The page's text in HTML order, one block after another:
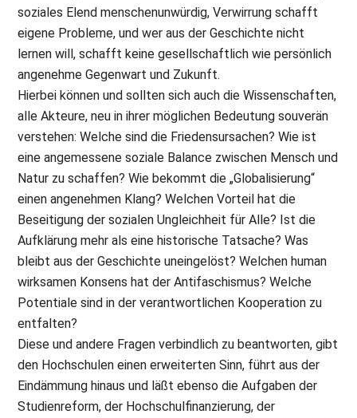
soziales Elend menschenunwürdig, Verwirrung schafft
eigene Probleme, und wer aus der Geschichte nicht
lernen will, schafft keine gesellschaftlich wie persönlich
angenehme Gegenwart und Zukunft.
Hierbei können und sollten sich auch die Wissenschaften,
alle Akteure, neu in ihrer möglichen Bedeutung souverän
verstehen: Welche sind die Friedensursachen? Wie ist
eine angemessene soziale Balance zwischen Mensch und
Natur zu schaffen? Wie bekommt die „Globalisierung“
einen angenehmen Klang? Welchen Vorteil hat die
Beseitigung der sozialen Ungleichheit für Alle? Ist die
Aufklärung mehr als eine historische Tatsache? Was
bleibt aus der Geschichte uneingelöst? Welchen human
wirksamen Konsens hat der Antifaschismus? Welche
Potentiale sind in der verantwortlichen Kooperation zu
entfalten?
Diese und andere Fragen verbindlich zu beantworten, gibt
den Hochschulen einen erweiterten Sinn, führt aus der
Eindämmung hinaus und läßt ebenso die Aufgaben der
Studienreform, der Hochschulfinanzierung, der